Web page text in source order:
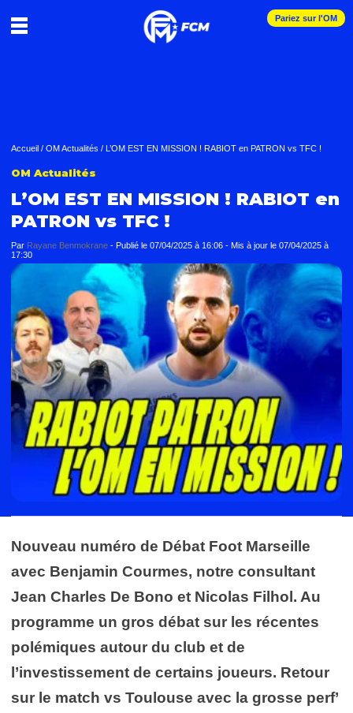
Pariez sur l'OM
Accueil / OM Actualités / L’OM EST EN MISSION ! RABIOT en PATRON vs TFC !
OM Actualités
L’OM EST EN MISSION ! RABIOT en
PATRON vs TFC !
Par Rayane Benmokrane - Publié le 07/04/2025 à 16:06 - Mis à jour le 07/04/2025 à
17:30
Nouveau numéro de Débat Foot Marseille
avec Benjamin Courmes, notre consultant
Jean Charles De Bono et Nicolas Filhol. Au
programme un gros débat sur les récentes
polémiques autour du club et de
l’investissement de certains joueurs. Retour
sur le match vs Toulouse avec la grosse perf’